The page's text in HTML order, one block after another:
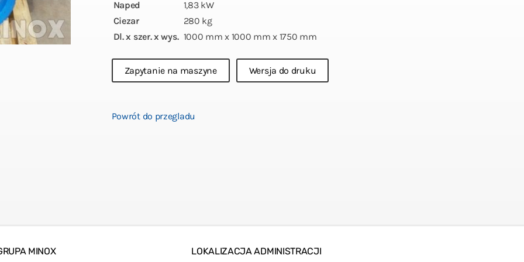
Naped
1,83 kW
Ciezar
280 kg
Dl. x szer. x wys. 1000 mm x 1000 mm x 1750 mm
Zapytanie na maszyne Wersja do druku
Powrót do przegladu
MINOX LOKALIZACJA ADMINISTRACJI